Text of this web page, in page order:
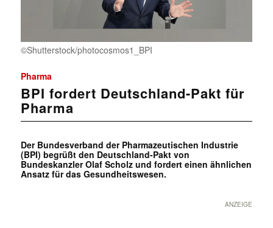
©Shutterstock/photocosmos1_BPI
Pharma
BPI fordert Deutschland-Pakt für
Pharma
Der Bundesverband der Pharmazeutischen Industrie
(BPI) begrüßt den Deutschland-Pakt von
Bundeskanzler Olaf Scholz und fordert einen ähnlichen
Ansatz für das Gesundheitswesen.
ANZEIGE